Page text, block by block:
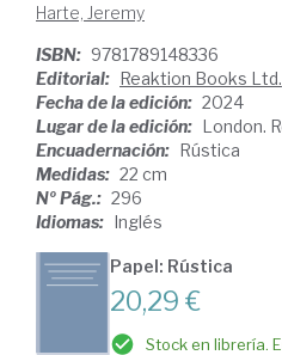
Harte, Jeremy
ISBN: 9781789148336
Editorial: Reaktion Books Ltd.
Fecha de la edición: 2024
Lugar de la edición: London.
Encuadernación: Rústica
Medidas: 22 cm
Nº Pág.: 296
Idiomas: Inglés
Papel: Rústica
20,29 €
Stock en librería.